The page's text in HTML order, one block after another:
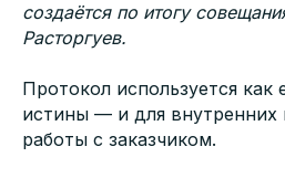
создаётся по итогу
Расторгуев.
Протокол используется
истины — и для внутренних
работы с заказчиком.